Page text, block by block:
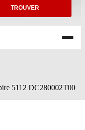
TROUVER
5112 DC280002T00